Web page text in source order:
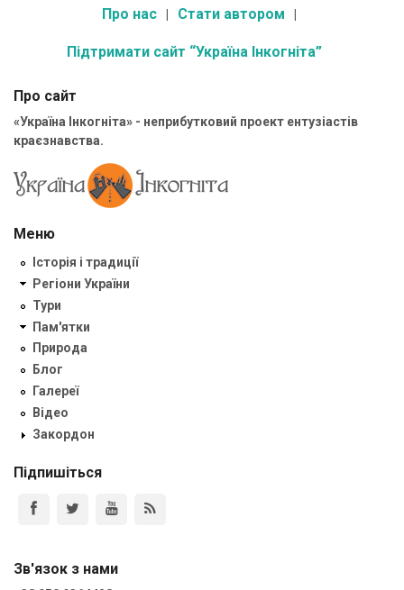
Про нас Стати автором
Підтримати сайт “Україна Інкогніта”
Про сайт
«Україна Інкогніта» - неприбутковий проект ентузіастів
краєзнавства.
Меню
Історія і традиції
Регіони України
Тури
Пам'ятки
Природа
Блог
Галереї
Відео
Закордон
Підпишіться
Зв'язок з нами